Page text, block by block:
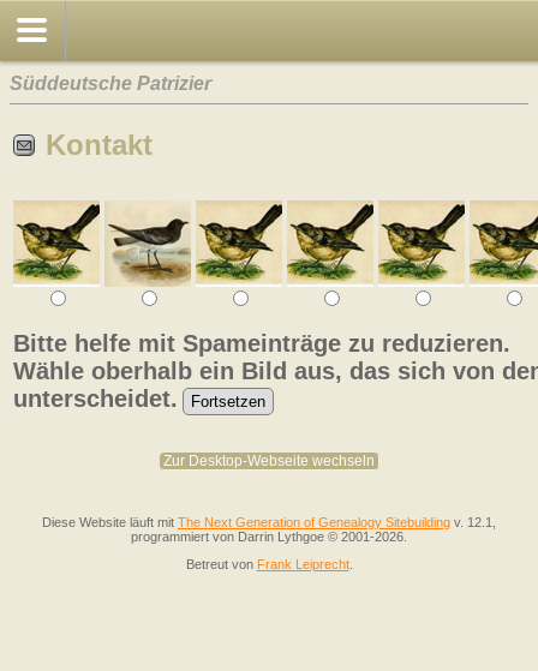
Süddeutsche Patrizier
Kontakt
Bitte helfe mit Spameinträge zu reduzieren.
Wähle oberhalb ein Bild aus, das sich von
unterscheidet.
Zur Desktop-Webseite wechseln
Diese Website läuft mit The Next Generation of Genealogy Sitebuilding v. 12.1,
programmiert von Darrin Lythgoe © 2001-2026.
Betreut von Frank Leiprecht.